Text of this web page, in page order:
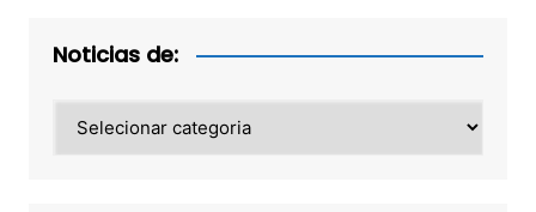
Noticias de:
de: